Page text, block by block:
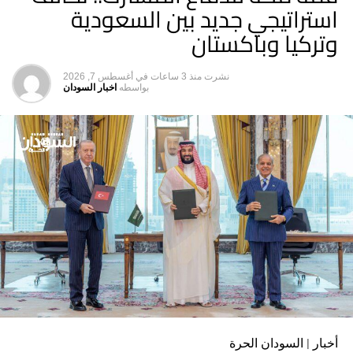
استراتيجي جديد بين السعودية
وتركيا وباكستان
نشرت منذ 3 ساعات في أغسطس 7, 2026
بواسطه اخبار السودان
أخبار | السودان الحرة